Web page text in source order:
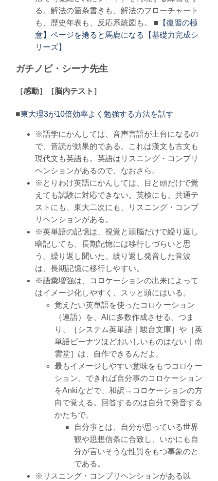
る。解法の箇条書きも、解法のフローチャート
も、歴史年表も、反応系統図も。 ■ 【復習の極
意】ページを捲ると馬鹿になる【基礎力完成シ
リーズ】
ガチノビ・シーナ先生
［感動］［脳内テスト］
■東大理3が10倍効率よく勉強する方法を話す
※語学にかんしては、音声言語が土台になるの
で、音読が効果的である。これは漢文も古文も
現代文も英語も。英語はリスニング・コンプリ
ヘンションがあるので、なおさら。
※とりわけ英語にかんしては、目と頭だけで覚
えても試験に対応できない。英検にも、共通テ
ストにも、東大二次にも、リスニング・コンプ
リヘンションがある。
※英単語の記憶は、視覚と頭脳だけで繰り返し
暗記しても、長期記憶には移行しづらいと思
う。繰り返し聞いた、繰り返し発音した音波
は、長期記憶に移行しやすい。
※語彙増強は、コロケーションの出来によって
はイメージ化しやすく、スッと頭にはいる。
覚えたい英単語を使ったコロケーション
（連語）を、AIに多数作成させる。つま
り、［システム英単語｜駿台文庫］や［英
単語ピーナツほどおいしいものはない｜南
雲堂］は、自作できるんだよ。
最もイメージしやすい意味をもつコロケー
ション、できれば自分事のコロケーション
をAnkiなどで、和訳→コロケーションの方
向で覚える。回答するのは自分で発音する
かたちで。
自分事とは、自分が思っている世界
観や思想信条に合致し、いかにも自
分が言いそうな性質をもつ事象のと
である。
※リスニング・コンプリヘンションがある以